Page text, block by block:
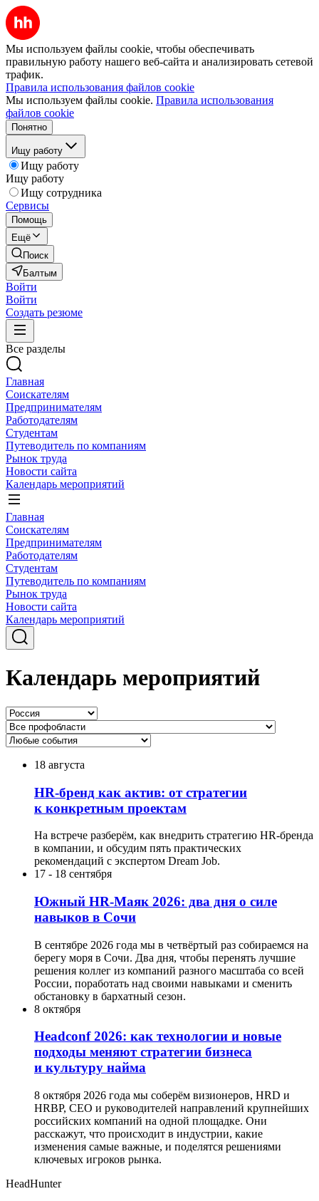
Мы используем файлы cookie, чтобы обеспечивать
правильную работу нашего веб-сайта и анализировать сетевой
трафик.
Правила использования файлов cookie
Мы используем файлы cookie. Правила использования
файлов cookie
Понятно
Ищу работу
Ищу работу
Ищу работу
Ищу сотрудника
Сервисы
Помощь
Ещё
Поиск
Балтым
Войти
Войти
Создать резюме
Все разделы
Главная
Соискателям
Предпринимателям
Работодателям
Студентам
Путеводитель по компаниям
Рынок труда
Новости сайта
Календарь мероприятий
Главная
Соискателям
Предпринимателям
Работодателям
Студентам
Путеводитель по компаниям
Рынок труда
Новости сайта
Календарь мероприятий
Календарь мероприятий
18 августа
HR-бренд как актив: от стратегии
к конкретным проектам
На встрече разберём, как внедрить стратегию HR-бренда
в компании, и обсудим пять практических
рекомендаций с экспертом Dream Job.
17 - 18 сентября
Южный HR-Маяк 2026: два дня о силе
навыков в Сочи
В сентябре 2026 года мы в четвёртый раз собираемся на
берегу моря в Сочи. Два дня, чтобы перенять лучшие
решения коллег из компаний разного масштаба со всей
России, поработать над своими навыками и сменить
обстановку в бархатный сезон.
8 октября
Headсonf 2026: как технологии и новые
подходы меняют стратегии бизнеса
и культуру найма
8 октября 2026 года мы соберём визионеров, HRD и
HRBP, СЕО и руководителей направлений крупнейших
российских компаний на одной площадке. Они
расскажут, что происходит в индустрии, какие
изменения самые важные, и поделятся решениями
ключевых игроков рынка.
HeadHunter